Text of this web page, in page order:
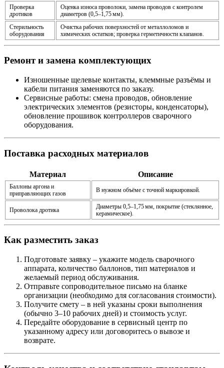
Проверка
дротиков
Оценка износа проволоки, замена проводов с контролем
диаметров (0,5–1,75 мм).
Стерильность
оборудования
Очистка рабочих поверхностей от металлоломов и
химических остатков; проверка герметичности клапанов.
Ремонт и замена комплектующих
Изношенные щелевые контакты, клеммные разъёмы и
кабели питания заменяются по заказу.
Сервисные работы: смена проводов, обновление
электрических элементов (резисторы, конденсаторы),
обновление прошивок контроллеров сварочного
оборудования.
Поставка расходных материалов
Материал Описание
Баллоны аргона и
приправляющих газов
В нужном объёме с точной маркировкой.
Проволока дротика
Диаметры 0,5–1,75 мм, покрытие (стеклянное,
керамическое).
Как разместить заказ
Подготовьте заявку – укажите модель сварочного
аппарата, количество баллонов, тип материалов и
желаемый период обслуживания.
Отправьте сопроводительное письмо на бланке
организации (необходимо для согласования стоимости).
Получите смету – в ней указаны сроки выполнения
(обычно 3–10 рабочих дней) и стоимость услуг.
Передайте оборудование в сервисный центр по
указанному адресу или договоритесь о вывозе и
возврате.